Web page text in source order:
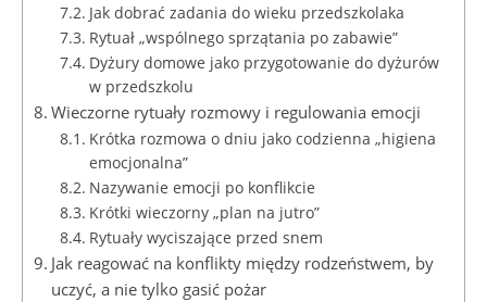
Jak dobrać zadania do wieku przedszkolaka
Rytuał „wspólnego sprzątania po zabawie”
Dyżury domowe jako przygotowanie do dyżurów
w przedszkolu
Wieczorne rytuały rozmowy i regulowania emocji
Krótka rozmowa o dniu jako codzienna „higiena
emocjonalna”
Na­zy­wa­nie emocji po konflikcie
Krótki wieczorny „plan na jutro”
Rytuały wyciszające przed snem
Jak reagować na konflikty między rodzeństwem, by
uczyć, a nie tylko gasić pożar